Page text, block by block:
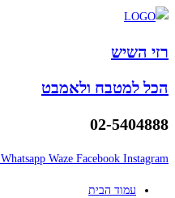
Skip
content
רזי השיש
הכל למטבח ולאמבט
02-5404888
Whatsapp Waze Facebook Instagram
עמוד הבית